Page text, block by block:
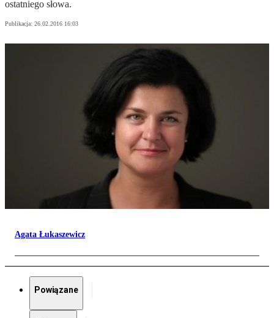
ostatniego słowa.
Publikacja: 26.02.2016 16:03
Agata Łukaszewicz
Powiązane